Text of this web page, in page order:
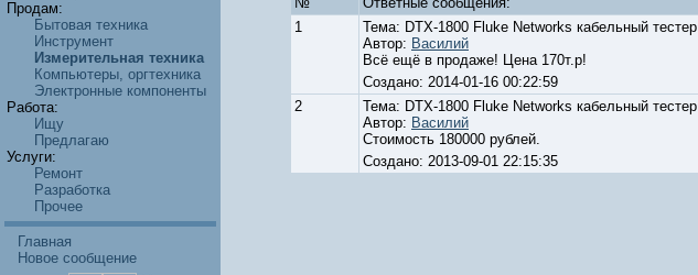
Продам:
Бытовая техника
Инструмент
Измерительная техника
Компьютеры, оргтехника
Электронные компоненты
Работа:
Ищу
Предлагаю
Услуги:
Ремонт
Разработка
Прочее
Главная
Новое сообщение
1
Тема: DTX-1800 Fluke Networks кабельный тестер
Автор: Василий
Всё ещё в продаже! Цена 170т.р!
Создано: 2014-01-16 00:22:59
2
Тема: DTX-1800 Fluke Networks кабельный тестер
Автор: Василий
Стоимость 180000 рублей.
Создано: 2013-09-01 22:15:35